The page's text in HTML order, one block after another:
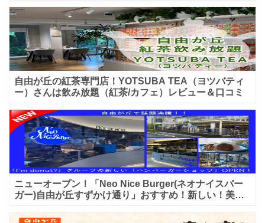
出
て
い
る
の
で
分
か
り
易
自由が丘の紅茶専門店！YOTSUBA TEA（ヨツバティ
ー）さんは飲み放題（紅茶/カフェ）レビュー＆口コミ
ニューオープン！「Neo Nice Burger(ネオナイスバー
ガー)自由が丘すずかけ通り」おすすめ！新しい！美味